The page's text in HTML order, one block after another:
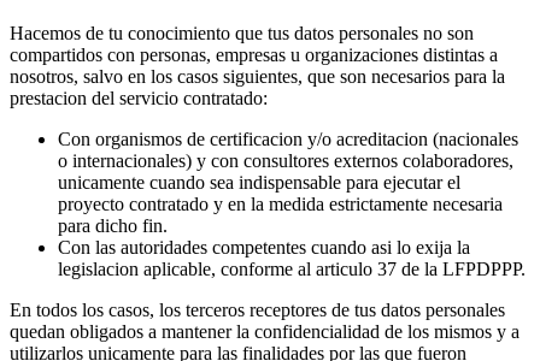
Hacemos de tu conocimiento que tus datos personales no son
compartidos con personas, empresas u organizaciones distintas a
nosotros, salvo en los casos siguientes, que son necesarios para la
prestacion del servicio contratado:
Con organismos de certificacion y/o acreditacion (nacionales
o internacionales) y con consultores externos colaboradores,
unicamente cuando sea indispensable para ejecutar el
proyecto contratado y en la medida estrictamente necesaria
para dicho fin.
Con las autoridades competentes cuando asi lo exija la
legislacion aplicable, conforme al articulo 37 de la LFPDPPP.
En todos los casos, los terceros receptores de tus datos personales
quedan obligados a mantener la confidencialidad de los mismos y a
utilizarlos unicamente para las finalidades por las que fueron